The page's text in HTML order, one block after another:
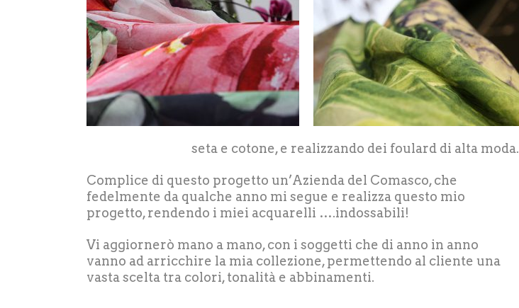
seta e cotone, e realizzando dei foulard di alta moda.
Complice di questo progetto un’Azienda del Comasco, che
fedelmente da qualche anno mi segue e realizza questo mio
progetto, rendendo i miei acquarelli ….indossabili!
Vi aggiornerò mano a mano, con i soggetti che di anno in anno
vanno ad arricchire la mia collezione, permettendo al cliente una
vasta scelta tra colori, tonalità e abbinamenti.